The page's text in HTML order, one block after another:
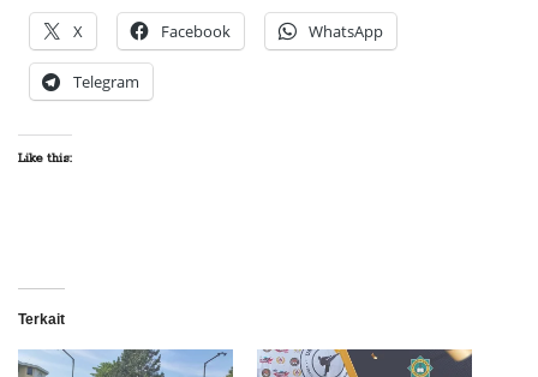
X Facebook WhatsApp
Telegram
Like this:
Terkait